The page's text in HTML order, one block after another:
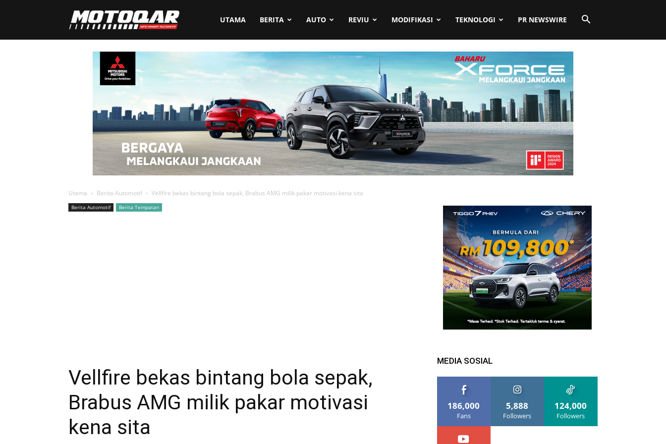
Motoqar UTAMA BERITA AUTO REVIU MODIFIKASI TEKNOLOGI PR NEWSWIRE
Utama Berita Automotif Vellfire bekas bintang bola sepak, Brabus AMG milik pakar motivasi kena sita
Berita Automotif Berita Tempatan
Vellfire bekas bintang bola sepak,
Brabus AMG milik pakar motivasi
kena sita
MEDIA SOSIAL
186,000
Fans
5,888
Followers
124,000
Followers